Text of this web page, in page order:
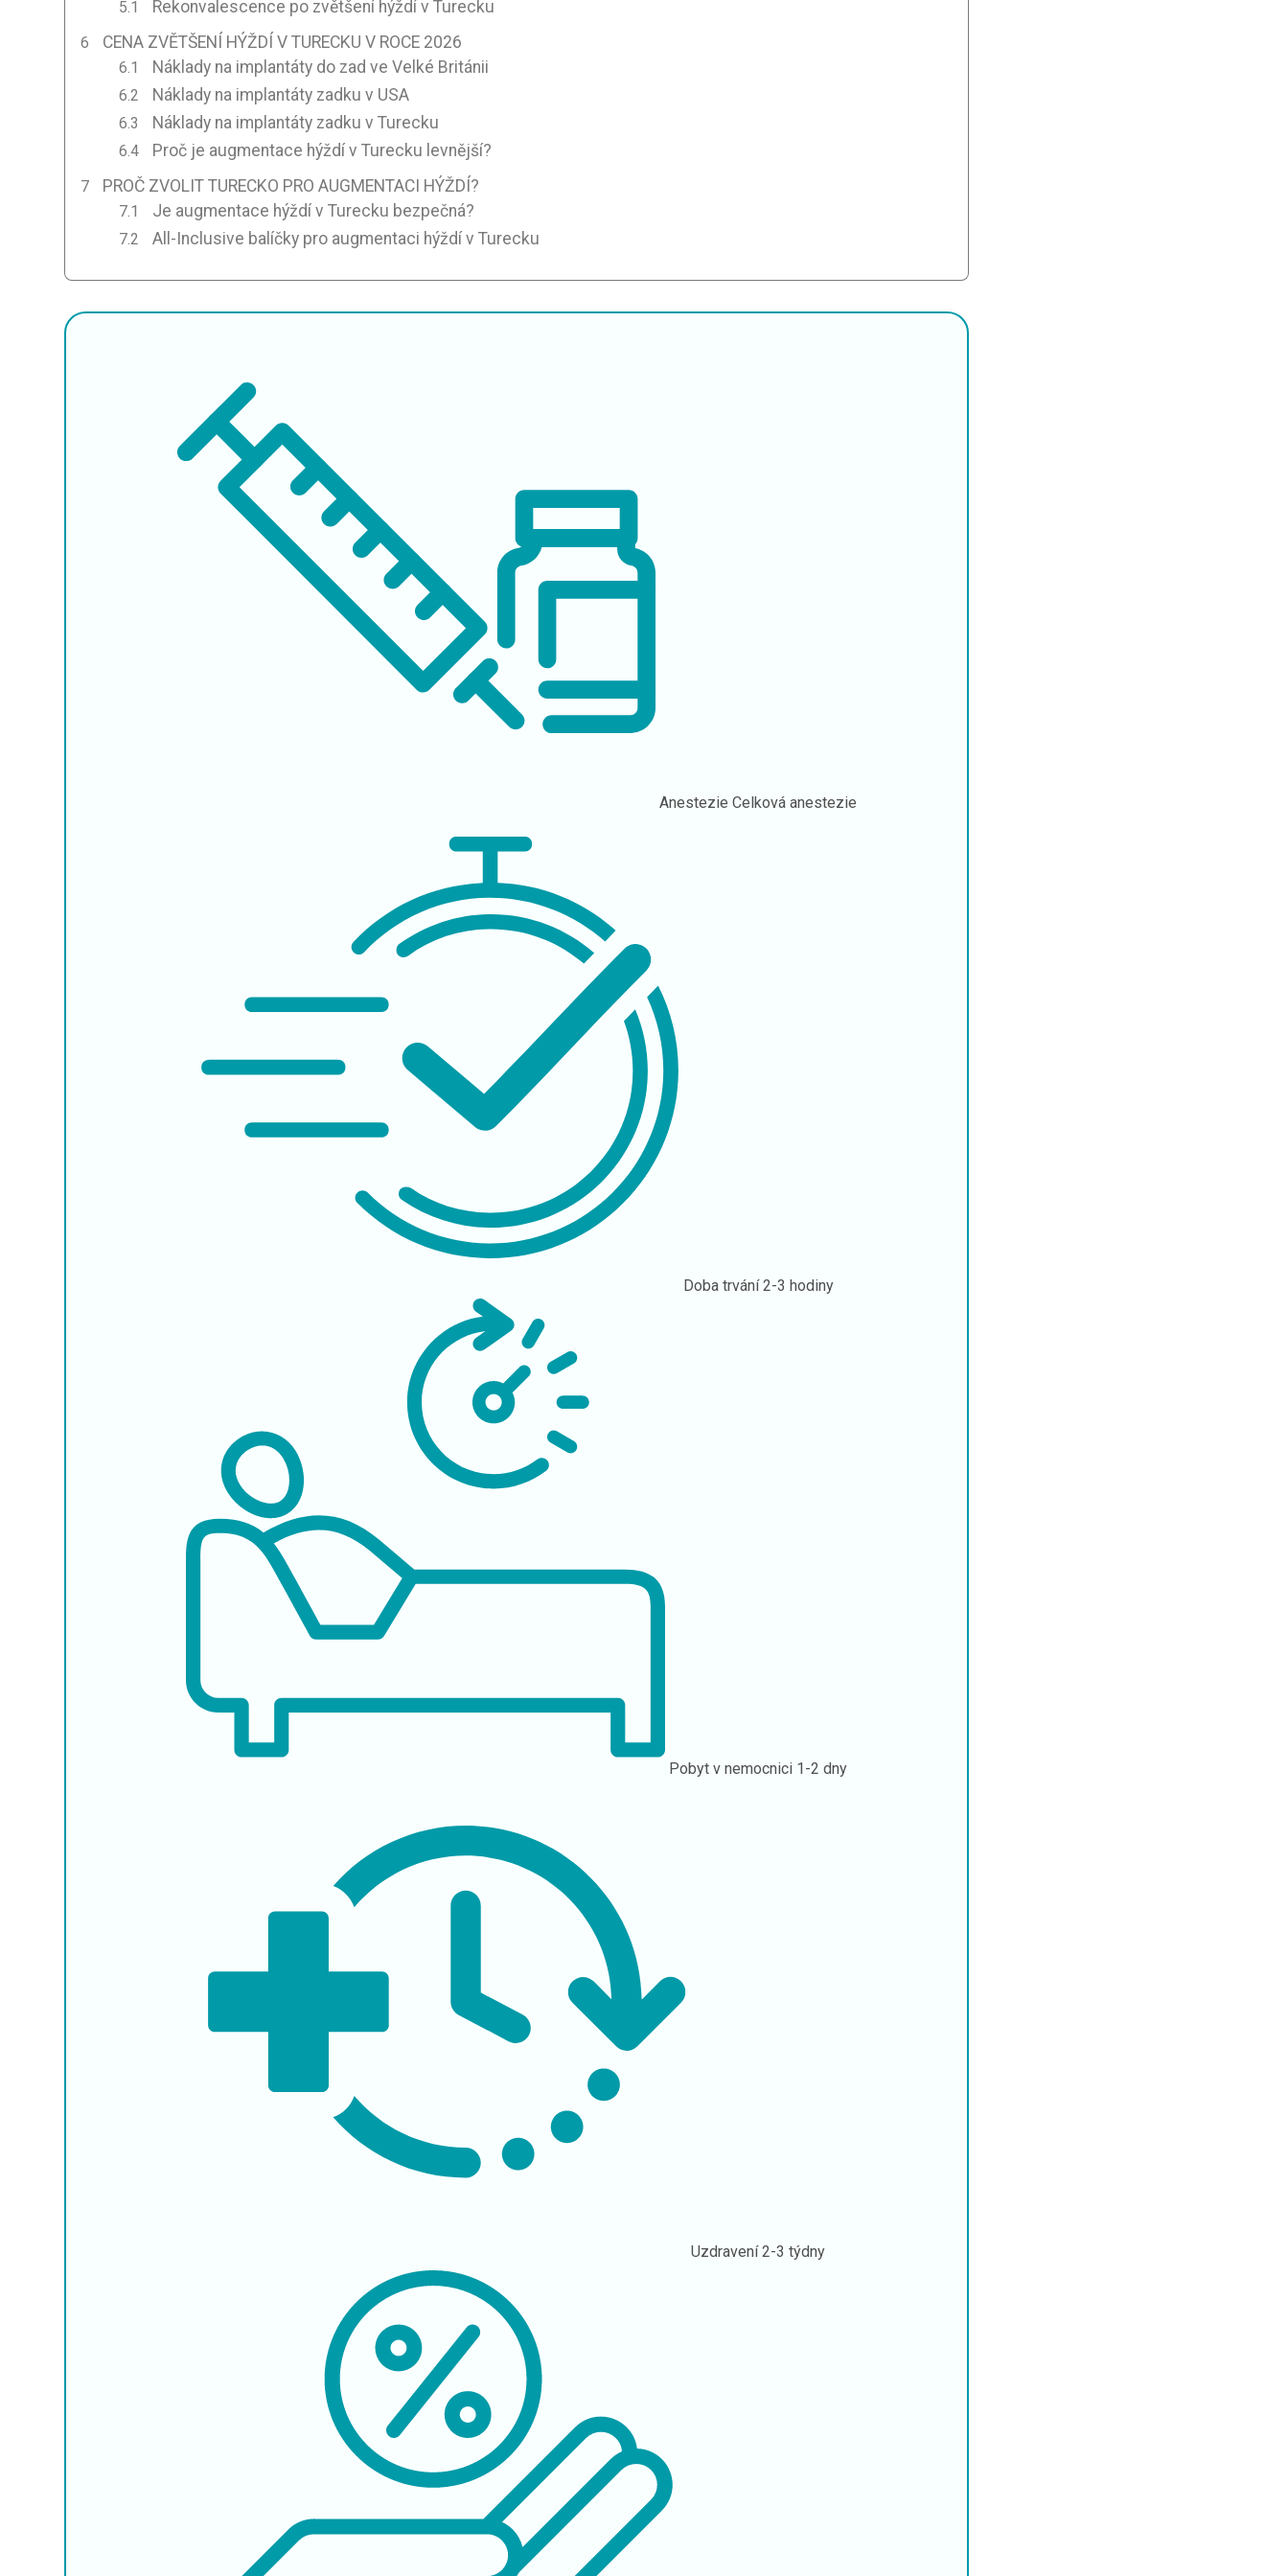
Rekonvalescence po zvětšení hýždí v Turecku
CENA ZVĚTŠENÍ HÝŽDÍ V TURECKU V ROCE 2026
Náklady na implantáty do zad ve Velké Británii
Náklady na implantáty zadku v USA
Náklady na implantáty zadku v Turecku
Proč je augmentace hýždí v Turecku levnější?
PROČ ZVOLIT TURECKO PRO AUGMENTACI HÝŽDÍ?
Je augmentace hýždí v Turecku bezpečná?
All-Inclusive balíčky pro augmentaci hýždí v Turecku
AnestezieCelková anestezie
Doba trvání2-3 hodiny
Pobyt v nemocnici 1-2 dny
Uzdravení2-3 týdny